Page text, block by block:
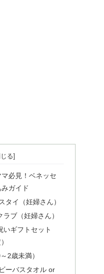
必見！ベネッセ
ガイド
タイ（妊婦さん）
ブ（妊婦さん）
いギフトセット
2歳未満）
ーバスタオル or